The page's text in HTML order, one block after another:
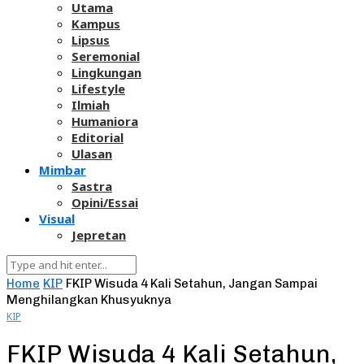
Utama
Kampus
Lipsus
Seremonial
Lingkungan
Lifestyle
Ilmiah
Humaniora
Editorial
Ulasan
Mimbar
Sastra
Opini/Essai
Visual
Jepretan
Home KIP FKIP Wisuda 4 Kali Setahun, Jangan Sampai
Menghilangkan Khusyuknya
KIP
FKIP Wisuda 4 Kali Setahun,